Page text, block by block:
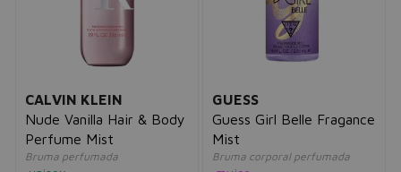
CALVIN KLEIN
Nude Vanilla Hair & Body
Perfume Mist
Bruma perfumada
GUESS
Guess Girl Belle Fragance
Mist
Bruma corporal perfumada